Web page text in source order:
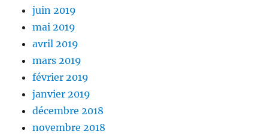
juin 2019
mai 2019
avril 2019
mars 2019
février 2019
janvier 2019
décembre 2018
novembre 2018